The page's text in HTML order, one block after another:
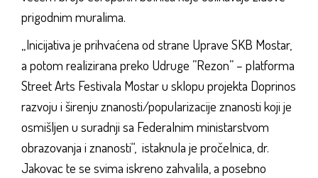
prigodnim muralima.
„Inicijativa je prihvaćena od strane Uprave SKB Mostar,
a potom realizirana preko Udruge ”Rezon” – platforma
Street Arts Festivala Mostar u sklopu projekta Doprinos
razvoju i širenju znanosti/popularizacije znanosti koji je
osmišljen u suradnji sa Federalnim ministarstvom
obrazovanja i znanosti“, istaknula je pročelnica, dr.
Jakovac te se svima iskreno zahvalila, a posebno